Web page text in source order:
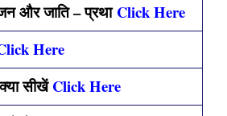
और जाति – प्रथा Click Here
Here
सीखेंClick Here